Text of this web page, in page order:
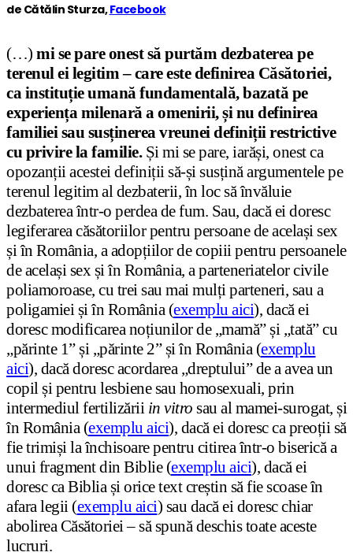
de Cătălin Sturza,Facebook
(…) mi se pare onest să purtăm dezbaterea pe
terenul ei legitim – care este definirea Căsătoriei,
ca instituție umană fundamentală, bazată pe
experiența milenară a omenirii, și nu definirea
familiei sau susținerea vreunei definiții restrictive
cu privire la familie.Și mi se pare, iarăși, onest ca
opozanții acestei definiții să-și susțină argumentele pe
terenul legitim al dezbaterii, în loc să învăluie
dezbaterea într-o perdea de fum. Sau, dacă ei doresc
legiferarea căsătoriilor pentru persoane de același sex
și în România, a adopțiilor de copiii pentru persoanele
de același sex și în România, a parteneriatelor civile
poliamoroase, cu trei sau mai mulți parteneri, sau a
poligamiei și în România (exemplu aici), dacă ei
doresc modificarea noțiunilor de „mamă” și „tată” cu
„părinte 1” și „părinte 2” și în România (exemplu
aici), dacă doresc acordarea „dreptului” de a avea un
copil și pentru lesbiene sau homosexuali, prin
intermediul fertilizării in vitro sau al mamei-surogat, și
în România (exemplu aici), dacă ei doresc ca preoții să
fie trimiși la închisoare pentru citirea într-o biserică a
unui fragment din Biblie (exemplu aici), dacă ei
doresc ca Biblia și orice text creștin să fie scoase în
afara legii (exemplu aici) sau dacă ei doresc chiar
abolirea Căsătoriei – să spună deschis toate aceste
lucruri.